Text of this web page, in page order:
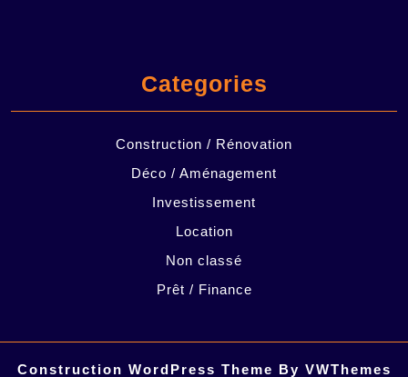
Categories
Construction / Rénovation
Déco / Aménagement
Investissement
Location
Non classé
Prêt / Finance
Construction WordPress Theme By VWThemes